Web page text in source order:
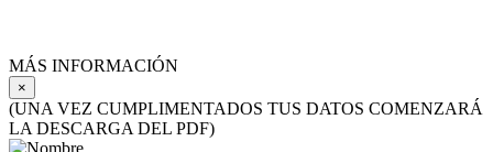
MÁS INFORMACIÓN
×
(UNA VEZ CUMPLIMENTADOS TUS DATOS COMENZARÁ
LA DESCARGA DEL PDF)